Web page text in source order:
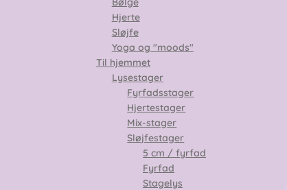
Hjerte
Sløjfe
Yoga og "moods"
Til hjemmet
Lysestager
Fyrfadsstager
Hjertestager
Mix-stager
Sløjfestager
5 cm / fyrfad
Fyrfad
Stagelys